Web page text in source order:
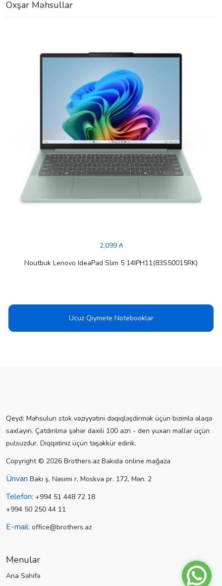
Oxşar Məhsullar
2,099 ₼
Noutbuk Lenovo IdeaPad Slim 5 14IPH11(83S50015RK)
Ucuz Qiymete Notebooklar
Qeyd: Məhsulun stok vəziyyətini dəqiqləşdirmək üçün bizimlə əlaqə
saxlayın. Çatdırılma şəhər daxili 100 azn - den yuxarı mallar üçün
pulsuzdur. Diqqətiniz üçün təşəkkür edirik.
Copyright © 2026 Brothers.az Bakıda online mağaza
Ünvan Bakı ş, Nəsimi r, Moskva pr. 172, Mən. 2
Telefon: +994 51 448 72 18
+994 50 250 44 11
E-mail: office@brothers.az
Menular
Ana Səhifə